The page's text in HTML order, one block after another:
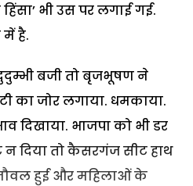
भी उस पर लगाई गई.
है.
बजी तो बृजभूषण ने
का जोर लगाया. धमकाया.
दिखाया. भाजपा को भी डर
दिया तो कैसरगंज सीट हाथ
हुई और महिलाओं के